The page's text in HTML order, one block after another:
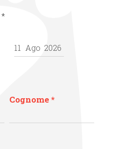
*
Cognome *